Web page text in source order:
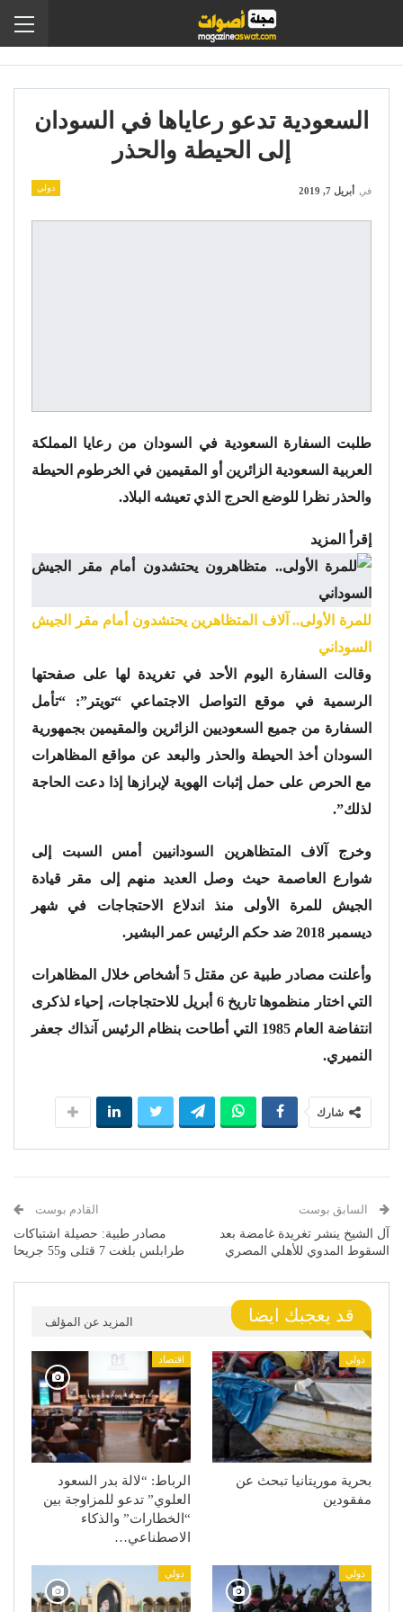
السعودية تدعو رعاياها في السودان
إلى الحيطة والحذر
دولي في أبريل 7, 2019
طلبت السفارة السعودية في السودان من رعايا المملكة
العربية السعودية الزائرين أو المقيمين في الخرطوم الحيطة
والحذر نظرا للوضع الحرج الذي تعيشه البلاد.
إقرأ المزيد
للمرة الأولى.. آلاف المتظاهرين يحتشدون أمام مقر الجيش
السوداني
وقالت السفارة اليوم الأحد في تغريدة لها على صفحتها
الرسمية في موقع التواصل الاجتماعي “تويتر”: “تأمل
السفارة من جميع السعوديين الزائرين والمقيمين بجمهورية
السودان أخذ الحيطة والحذر والبعد عن مواقع المظاهرات
مع الحرص على حمل إثبات الهوية لإبرازها إذا دعت الحاجة
لذلك”.
وخرج آلاف المتظاهرين السودانيين أمس السبت إلى
شوارع العاصمة حيث وصل العديد منهم إلى مقر قيادة
الجيش للمرة الأولى منذ اندلاع الاحتجاجات في شهر
ديسمبر 2018 ضد حكم الرئيس عمر البشير.
وأعلنت مصادر طبية عن مقتل 5 أشخاص خلال المظاهرات
التي اختار منظموها تاريخ 6 أبريل للاحتجاجات، إحياء لذكرى
انتفاضة العام 1985 التي أطاحت بنظام الرئيس آنذاك جعفر
النميري.
شارك
السابق بوست
آل الشيخ ينشر تغريدة غامضة بعد
السقوط المدوي للأهلي المصري
القادم بوست
مصادر طبية: حصيلة اشتباكات
طرابلس بلغت 7 قتلى و55 جريحا
قد يعجبك ايضا المزيد عن المؤلف
دولي
بحرية موريتانيا تبحث عن
مفقودين
اقتصاد
الرباط: “لالة بدر السعود
العلوي” تدعو للمزاوجة بين
“الخطارات” والذكاء
الاصطناعي…
دولي دولي